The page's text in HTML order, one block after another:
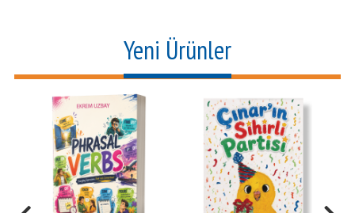
Yeni Ürünler